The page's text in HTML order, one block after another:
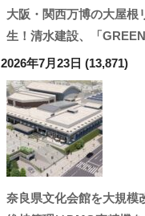
大阪・関西万博の大屋根
生！清水建設、「
2026年7月23日 (13,871)
奈良県文化会館を大規模